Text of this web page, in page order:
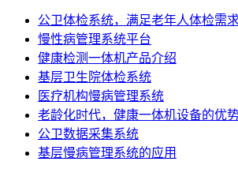
公卫体检系统，满足老年人体检需求
慢性病管理系统平台
健康检测一体机产品介绍
基层卫生院体检系统
医疗机构慢病管理系统
老龄化时代，健康一体机设备的优
公卫数据采集系统
基层慢病管理系统的应用